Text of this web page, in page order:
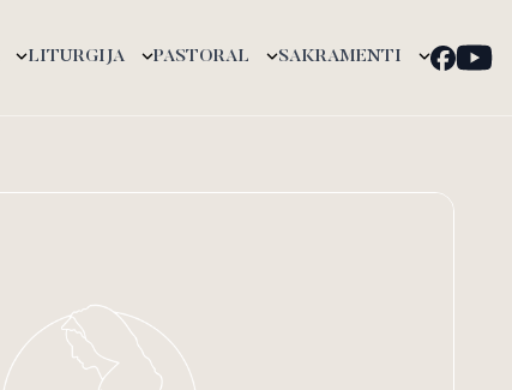
LITURGIJA PASTORAL SAKRAMENTI